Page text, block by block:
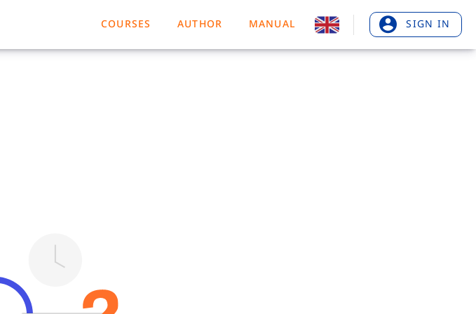
COURSES AUTHOR MANUAL SIGN IN